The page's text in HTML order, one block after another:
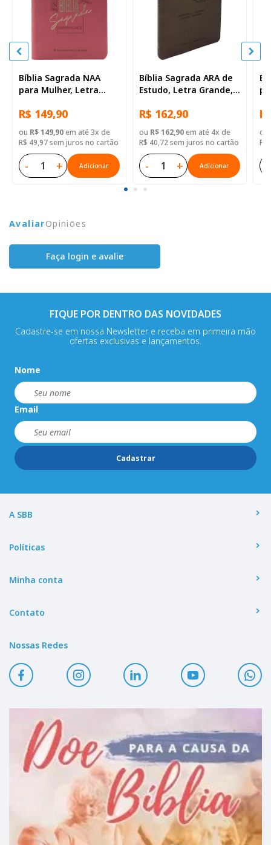
Bíblia Sagrada NAA
para Mulher, Letra
palavras de Jesus
destacadas, Tamanho
Grande, Capa Couro
Sintético Rosa
R$ 149,90
ou R$ 149,90em até 3x de
R$ 49,97 sem juros no cartão
- + Adicionar
Bíblia Sagrada ARA de
Estudo, Letra Grande,
destacadas, com
mapa, Capa Couro
Sintético Vinho
R$ 162,90
ou R$ 162,90em até 4x de
R$ 40,72 sem juros no cartão
- + Adicionar
ou
R$
AvaliarOpiniões
Faça login e avalie
FIQUE POR DENTRO DAS NOVIDADES
Cadastre-se em nossa Newsletter e receba em primeira mão
ofertas exclusivas e lançamentos.
Nome
Email
Cadastrar
A SBB
Políticas
Minha conta
Contato
Nossas Redes